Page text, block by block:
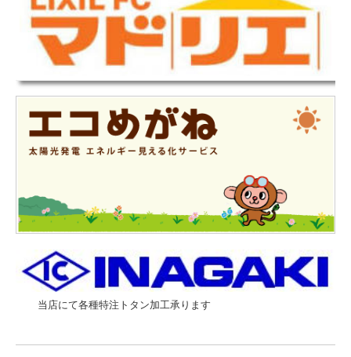
当店にて各種特注トタン加工承ります